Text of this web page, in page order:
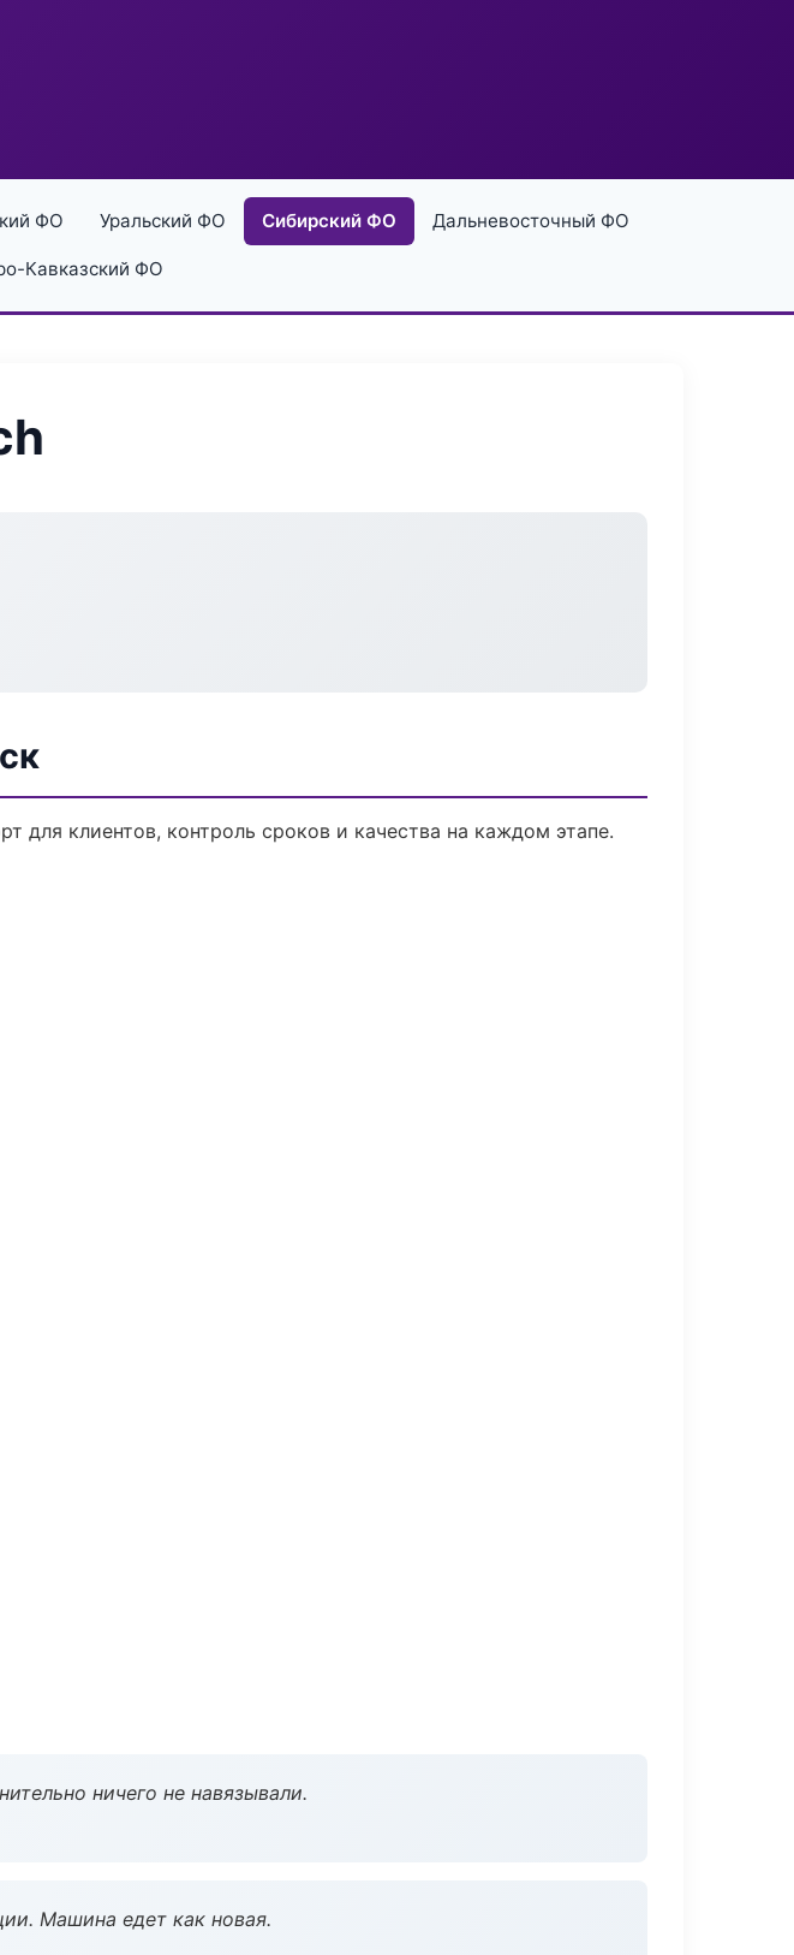
ФО Уральский ФО Сибирский ФО Дальневосточный ФО
Кавказский ФО
для клиентов, контроль сроков и качества на каждом этапе.
ничего не навязывали.
Машина едет как новая.